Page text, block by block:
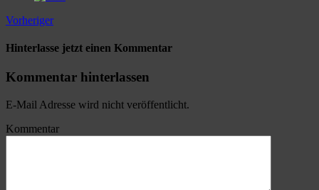
Vorheriger
Hinterlasse jetzt einen Kommentar
Kommentar hinterlassen
E-Mail Adresse wird nicht veröffentlicht.
Kommentar